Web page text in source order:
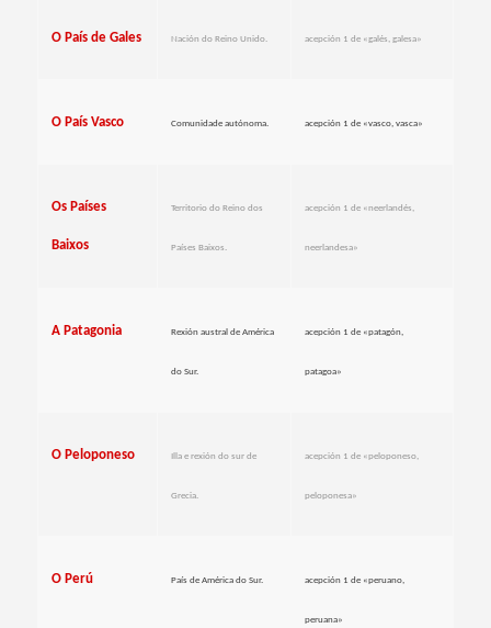
O País de Gales Nación do Reino Unido. acepción 1 de «galés, galesa»
O País Vasco Comunidade autónoma. acepción 1 de «vasco, vasca»
Os Países
Baixos
Territorio do Reino dos
Países Baixos.
acepción 1 de «neerlandés,
neerlandesa»
A Patagonia Rexión austral de América
do Sur.
acepción 1 de «patagón,
patagoa»
O Peloponeso Illa e rexión do sur de
Grecia.
acepción 1 de «peloponeso,
peloponesa»
O Perú País de América do Sur. acepción 1 de «peruano,
peruana»